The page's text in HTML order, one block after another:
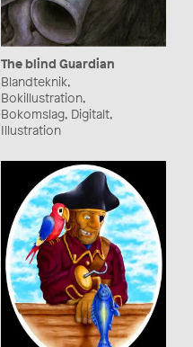
The blind Guardian
Blandteknik,
Bokillustration,
Bokomslag, Digitalt,
Illustration